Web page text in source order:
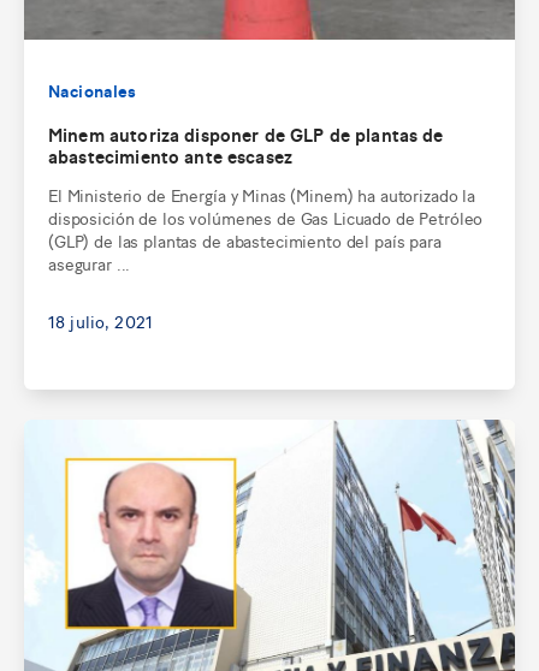
Nacionales
Minem autoriza disponer de GLP de plantas de
abastecimiento ante escasez
El Ministerio de Energía y Minas (Minem) ha autorizado la
disposición de los volúmenes de Gas Licuado de Petróleo
(GLP) de las plantas de abastecimiento del país para
asegurar ...
18 julio, 2021